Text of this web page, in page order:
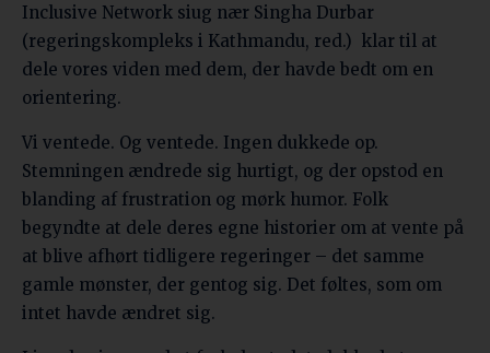
Inclusive Network siug nær Singha Durbar
(regeringskompleks i Kathmandu, red.) klar til at
dele vores viden med dem, der havde bedt om en
orientering.
Vi ventede. Og ventede. Ingen dukkede op.
Stemningen ændrede sig hurtigt, og der opstod en
blanding af frustration og mørk humor. Folk
begyndte at dele deres egne historier om at vente på
at blive afhørt tidligere regeringer – det samme
gamle mønster, der gentog sig. Det føltes, som om
intet havde ændret sig.